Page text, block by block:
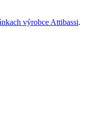
výrobce Attibassi.